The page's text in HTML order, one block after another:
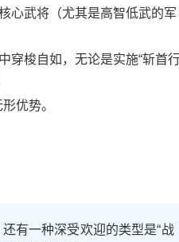
心武将（尤其是高智低武的军
穿梭自如，无论是实施“斩首
优势。
有一种深受欢迎的类型是“战